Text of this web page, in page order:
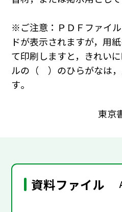
※ご注意：ＰＤＦファイ
ドが表示されますが，用
て印刷しますと，きれい
ルの（ ）のひらがなは
す｡
東京
資料ファイル